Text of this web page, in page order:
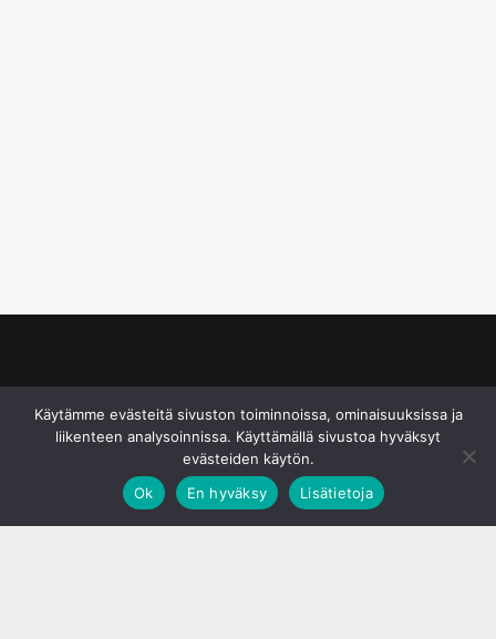
Käytämme evästeitä sivuston toiminnoissa, ominaisuuksissa ja
liikenteen analysoinnissa. Käyttämällä sivustoa hyväksyt
evästeiden käytön.
Ok
En hyväksy Lisätietoja